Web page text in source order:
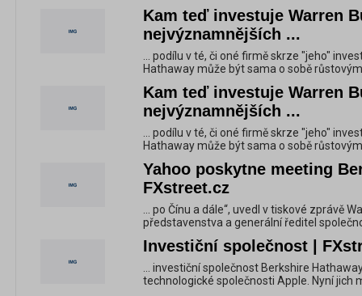
Kam teď investuje Warren
nejvýznamnějších ...
... podílu v té, či oné firmě skrze "jeho"
Hathaway může být sama o sobě
Kam teď investuje Warren
nejvýznamnějších ...
... podílu v té, či oné firmě skrze "jeho"
Hathaway může být sama o sobě
Yahoo poskytne meeting
FXstreet.cz
... po Čínu a dále“, uvedl v tiskové zprávě
představenstva a generální ředitel
Investiční společnost |
... investiční společnost Berkshire
technologické společnosti Apple. Nyní jich